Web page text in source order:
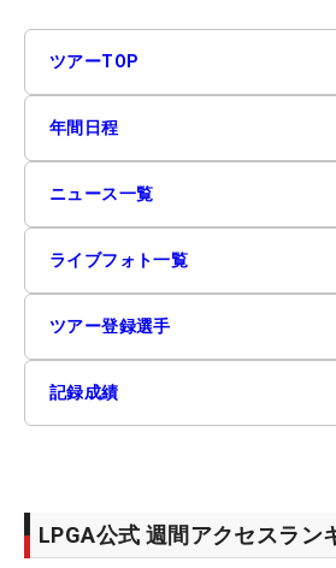
ツアーTOP
年間日程
ニュース一覧
ライブフォト一覧
ツアー登録選手
記録成績
LPGA公式 週間アクセスラン